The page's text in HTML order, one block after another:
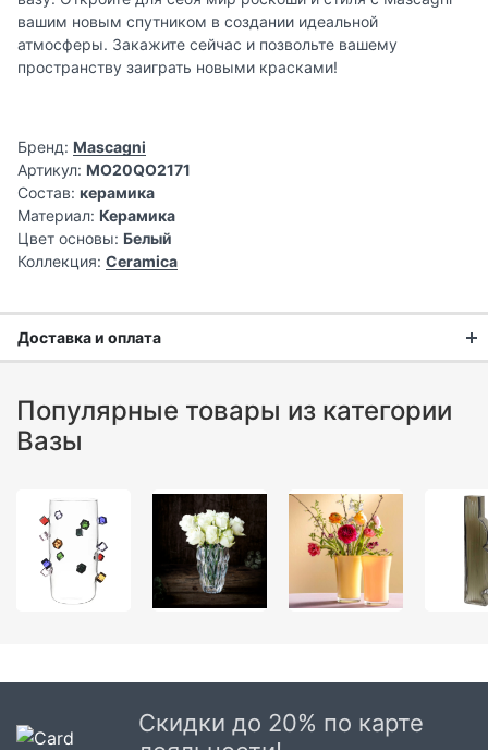
вашим новым спутником в создании идеальной
атмосферы. Закажите сейчас и позвольте вашему
пространству заиграть новыми красками!
Бренд: Mascagni
Артикул: MO20QO2171
Состав: керамика
Материал: Керамика
Цвет основы: Белый
Коллекция: Ceramica
Доставка и оплата
Доставка в Москве и области
В Москве и Московской области доставка курьером до
Стоимость доставки в Москве в пределах МКАД
в Московской Области и Москве за МКАД599 руб.
Интервал доставки по Московской области - с 10 до 22
часов.
Срок доставки от 1 до 2 дней.
Популярные товары из категории
Вазы
Скидки до 20% по карте